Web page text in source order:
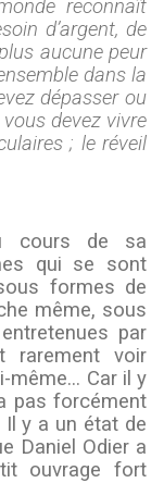
reconnaît
d’argent, de
aucune peur
dans la
dépasser ou
vous devez vivre
; le réveil
cours de sa
qui se sont
formes de
même, sous
par
rarement voir
même... Car il y
pas forcément
Il y a un état de
Daniel Odier a
ouvrage fort